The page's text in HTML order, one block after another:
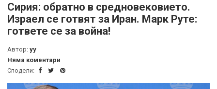
Сирия: обратно в средновековието.
Израел се готвят за Иран. Марк Руте:
гответе се за война!
Автор: yy
Няма коментари
Сподели: